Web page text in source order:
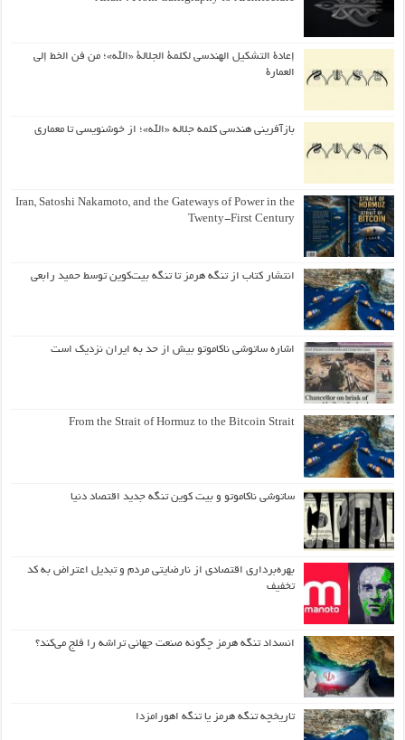
إعادة التشكيل الهندسي لكلمة الجلالة «الله»؛ من فن الخط إلى
العمارة
بازآفرینی هندسی کلمه جلاله «الله»؛ از خوشنویسی تا معماری
Iran, Satoshi Nakamoto, and the Gateways of Power in the
Twenty-First Century
انتشار کتاب از تنگه هرمز تا تنگه بیت‌کوین توسط حمید رابعی
اشاره ساتوشی ناکاموتو بیش از حد به ایران نزدیک است
From the Strait of Hormuz to the Bitcoin Strait
ساتوشی ناکاموتو و بیت کوین تنگه جدید اقتصاد دنیا
بهره‌برداری اقتصادی از نارضایتی مردم و تبدیل اعتراض به کد
تخفیف
انسداد تنگه هرمز چگونه صنعت جهانی تراشه را فلج می‌کند؟
تاریخچه تنگه هرمز یا تنگه اهورامزدا